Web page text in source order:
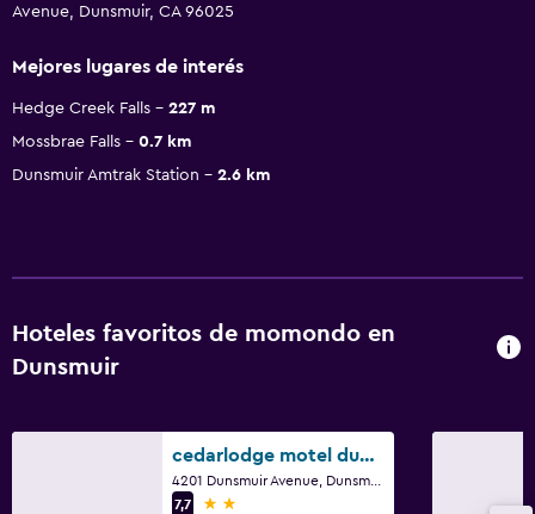
Avenue, Dunsmuir, CA 96025
Mejores lugares de interés
Hedge Creek Falls
227 m
Mossbrae Falls
0.7 km
Dunsmuir Amtrak Station
2.6 km
Hoteles favoritos de momondo en
Dunsmuir
cedarlodge motel dunsmuir ca
7,7
2 estrellas